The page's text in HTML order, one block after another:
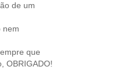
de um
nem
que
OBRIGADO!